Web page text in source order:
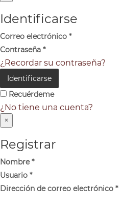
Identificarse
Correo electrónico *
Contraseña *
¿Recordar su contraseña?
Identificarse
Recuérdeme
¿No tiene una cuenta?
×
Registrar
Nombre*
Usuario *
Dirección de correo electrónico *